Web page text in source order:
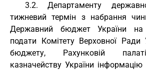
3.2. Департаменту
тижневий термін з набрання
Державний бюджет України на
подати Комітету Верховної Ради
бюджету, Рахунковій
казначейству України інформацію